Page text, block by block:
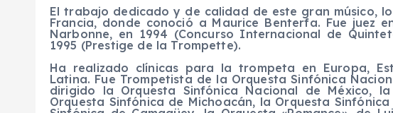
El trabajo dedicado y de calidad de este gran músico,
Francia, donde conoció a Maurice Benterfa. Fue juez
Narbonne, en 1994 (Concurso Internacional de
1995 (Prestige de la Trompette).
Ha realizado clínicas para la trompeta en Europa,
Latina. Fue Trompetista de la Orquesta Sinfónica
dirigido la Orquesta Sinfónica Nacional de México,
Orquesta Sinfónica de Michoacán, la Orquesta